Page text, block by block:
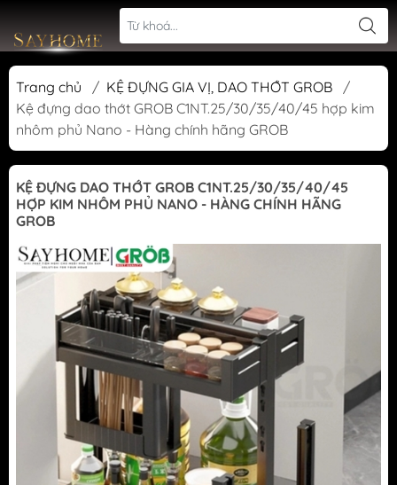
Trang chủ / KỆ ĐỰNG GIA VỊ, DAO THỚT GROB
/
Kệ đựng dao thớt GROB C1NT.25/30/35/40/45 hợp kim
nhôm phủ Nano - Hàng chính hãng GROB
KỆ ĐỰNG DAO THỚT GROB C1NT.25/30/35/40/45
HỢP KIM NHÔM PHỦ NANO - HÀNG CHÍNH HÃNG
GROB